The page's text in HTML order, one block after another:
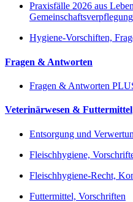
Praxisfälle 2026 aus
Hygiene-Vorschiften,
Fragen & Antworten
Fragen & Antworten
Veterinärwesen & Futtermittel
Entsorgung und
Fleischhygiene,
Fleischhygiene-Recht,
Futtermittel, Vorschriften